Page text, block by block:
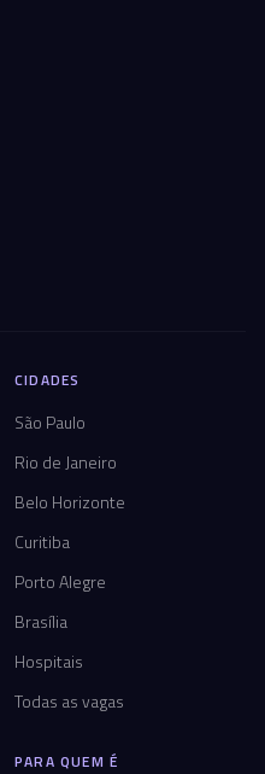
CIDADES
São Paulo
Rio de Janeiro
Belo Horizonte
Curitiba
Porto Alegre
Brasília
Hospitais
Todas as vagas
PARA QUEM É